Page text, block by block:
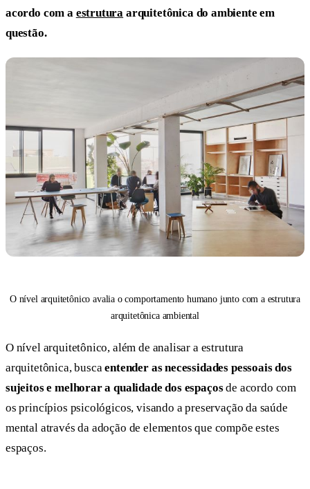
acordo com a estrutura arquitetônica do ambiente em
questão.
O nível arquitetônico avalia o comportamento humano junto com a estrutura
arquitetônica ambiental
O nível arquitetônico, além de analisar a estrutura
arquitetônica, buscaentender as necessidades pessoais dos
sujeitos e melhorar a qualidade dos espaçosde acordo com
os princípios psicológicos, visando a preservação da saúde
mental através da adoção de elementos que compõe estes
espaços.